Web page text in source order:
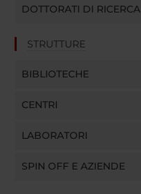
DOTTORATI DI RICERCA
STRUTTURE
BIBLIOTECHE
CENTRI
LABORATORI
SPIN OFF E AZIENDE